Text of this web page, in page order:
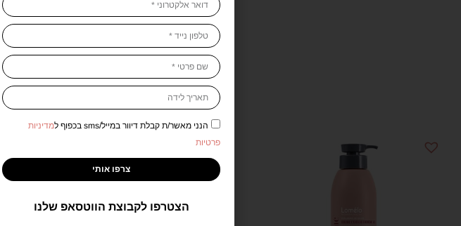
מוצרים נוספים מהמותג Lomelo - לומלו
הנני מאשר/ת קבלת דיוור במייל/sms בכפוף ל
מדיניות
פרטיות
צרפו אותי
הצטרפו לקבוצת הווטסאפ שלנו